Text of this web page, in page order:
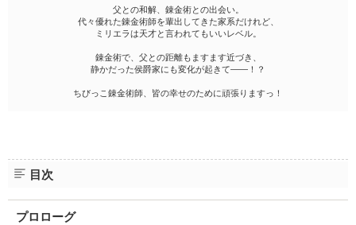
父との和解、錬金術との出会い。
代々優れた錬金術師を輩出してきた家系だけれど、
ミリエラは天才と言われてもいいレベル。
錬金術で、父との距離もますます近づき、
静かだった侯爵家にも変化が起きて――！？
ちびっこ錬金術師、皆の幸せのために頑張りますっ！
目次
プロローグ